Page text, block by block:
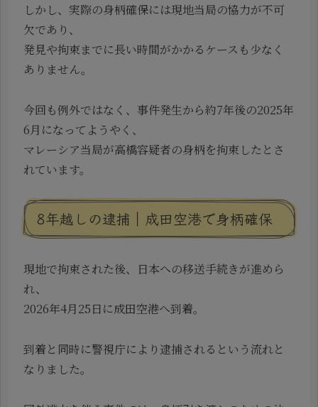
しかし、実際の身柄確保には現地当局の協力が不可
欠であり、
発見や拘束までに長い時間がかかるケースも少なく
ありません。
今回も例外ではなく、事件発生から約7年後の2025年
6月になってようやく、
マレーシア当局が高橋容疑者の身柄を拘束したとさ
れています。
8年越しの逮捕｜成田空港で身柄確保
現地で拘束された後、日本への移送手続きが進めら
れ、
2026年4月25日に成田空港へ到着。
到着と同時に警視庁により逮捕されるという流れと
なりました。